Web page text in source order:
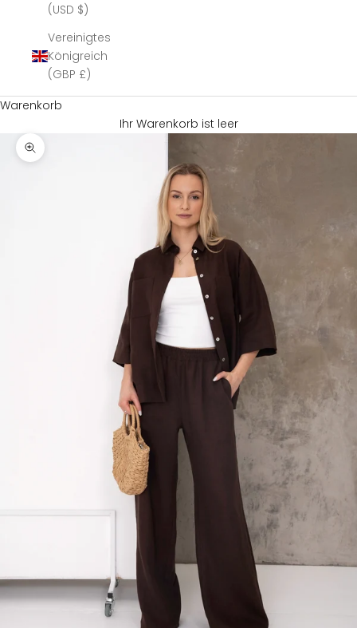
(USD $)
Vereinigtes
Königreich
(GBP £)
Warenkorb
Ihr Warenkorb ist leer
Bild vergrößern